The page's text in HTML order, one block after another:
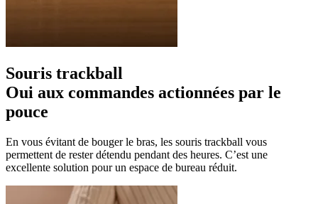
Souris trackball
Oui aux commandes actionnées par le
pouce
En vous évitant de bouger le bras, les souris trackball vous
permettent de rester détendu pendant des heures. C’est une
excellente solution pour un espace de bureau réduit.